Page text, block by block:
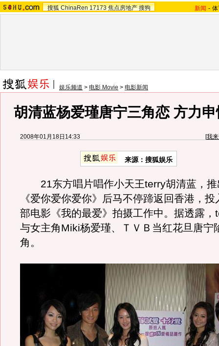
搜狐 ChinaRen 17173 焦点房地产 搜狗 新闻 -
娱乐频道 > 电影 Movie > 电影新闻
胡清蓝杨爱瑾唐宁三角恋 方力
2008年01月18日14:33 [我
来源：搜狐娱乐
21东方唱片唱作小天王terry胡清蓝，推
《爱你爱你爱你》后马不停蹄返回香港，
部电影《我的最爱》拍摄工作中。据透露，
与女主角Miki杨爱瑾、ＴＶＢ当红花旦唐宁
角。